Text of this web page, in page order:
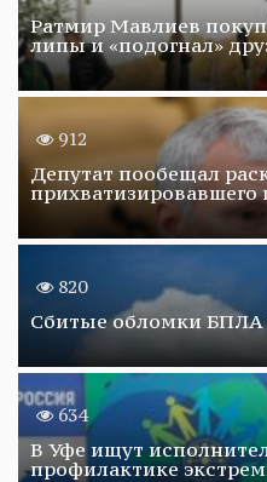
Ратмир Мавлиев
липы и «подогнал»
912
Депутат пообещал
прихватизировавшего
820
Сбитые обломки БПЛА
634
В Уфе ищут
профилактике